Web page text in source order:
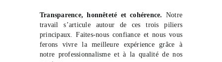
Transparence, honnêteté et cohérence. Notre
travail s’articule autour de ces trois piliers
principaux. Faites-nous confiance et nous vous
ferons vivre la meilleure expérience grâce à
notre professionnalisme et à la qualité de nos